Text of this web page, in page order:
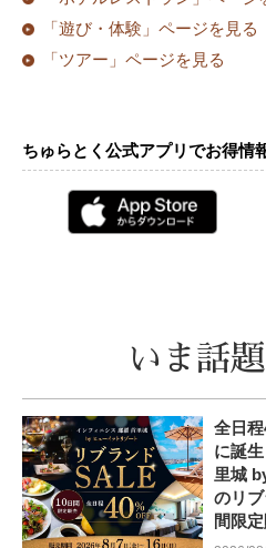
「遊び・体験」ページを見る
「ツアー」ページを見る
ちゅらとく公式アプリでお得情
いま話
全日
に誕
里城
のリ
間限